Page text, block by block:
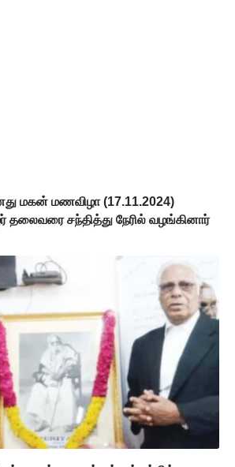
மகன் மணவிழா (17.11.2024)
தலைவரை சந்தித்து நேரில் வழங்கினார்